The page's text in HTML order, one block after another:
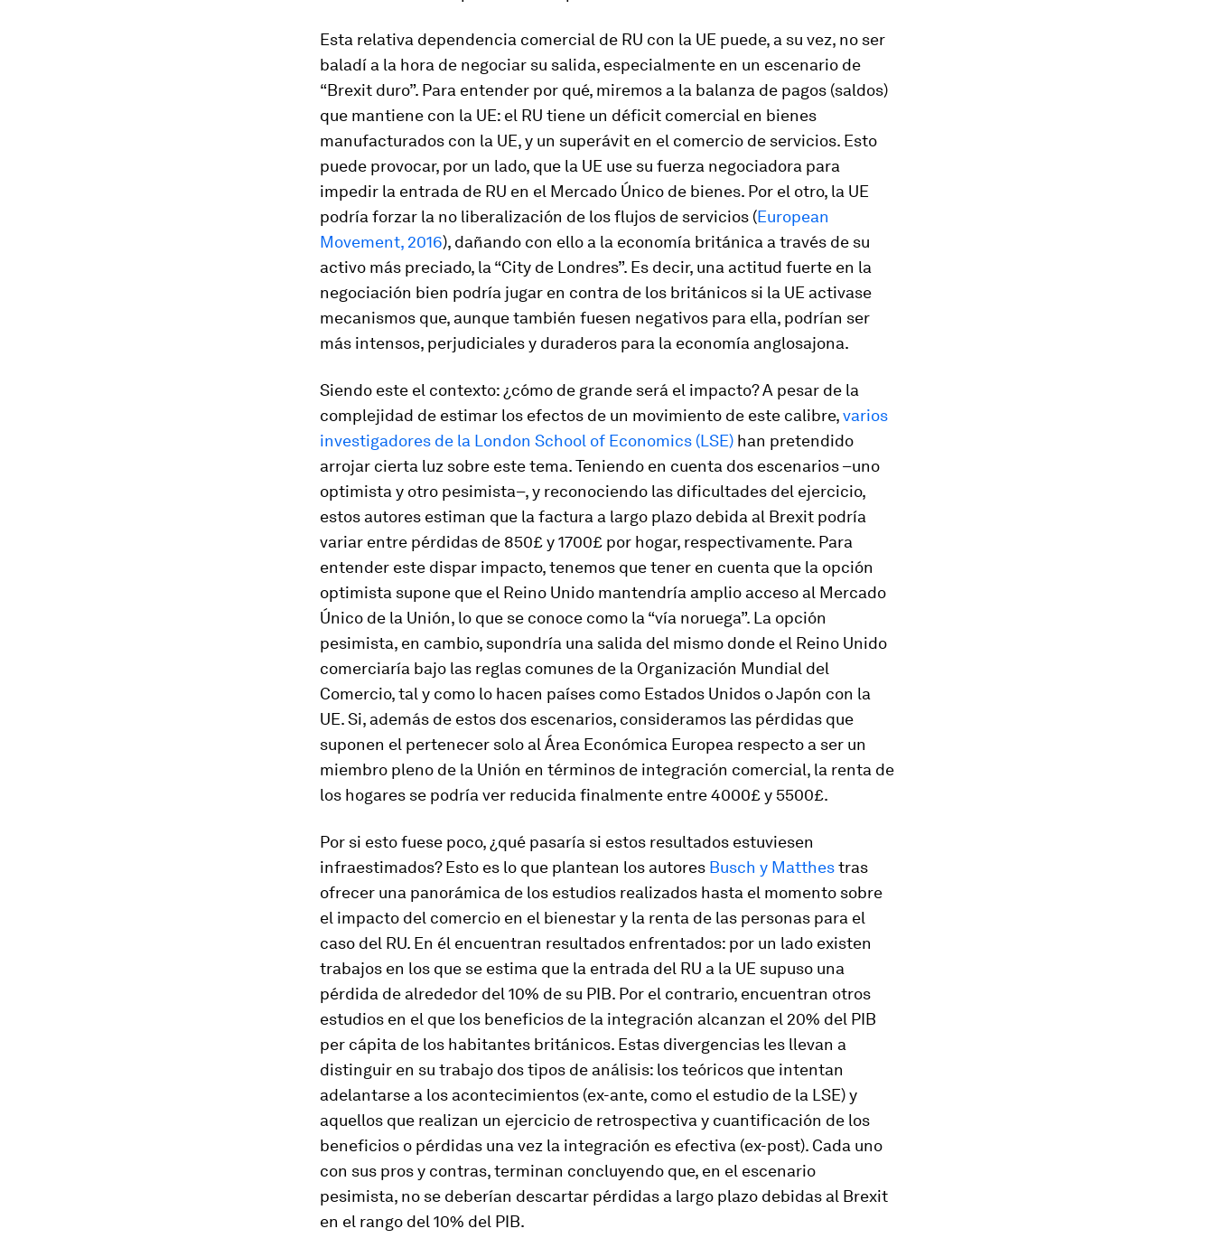
Esta relativa dependencia comercial de RU con la UE puede, a su vez, no ser
baladí a la hora de negociar su salida, especialmente en un escenario de
“Brexit duro”. Para entender por qué, miremos a la balanza de pagos (saldos)
que mantiene con la UE: el RU tiene un déficit comercial en bienes
manufacturados con la UE, y un superávit en el comercio de servicios. Esto
puede provocar, por un lado, que la UE use su fuerza negociadora para
impedir la entrada de RU en el Mercado Único de bienes. Por el otro, la UE
podría forzar la no liberalización de los flujos de servicios (European
Movement, 2016), dañando con ello a la economía británica a través de su
activo más preciado, la “City de Londres”. Es decir, una actitud fuerte en la
negociación bien podría jugar en contra de los británicos si la UE activase
mecanismos que, aunque también fuesen negativos para ella, podrían ser
más intensos, perjudiciales y duraderos para la economía anglosajona.
Siendo este el contexto: ¿cómo de grande será el impacto? A pesar de la
complejidad de estimar los efectos de un movimiento de este calibre,varios
investigadores de la London School of Economics (LSE) han pretendido
arrojar cierta luz sobre este tema. Teniendo en cuenta dos escenarios –uno
optimista y otro pesimista–, y reconociendo las dificultades del ejercicio,
estos autores estiman que la factura a largo plazo debida al Brexit podría
variar entre pérdidas de 850£ y 1700£ por hogar, respectivamente. Para
entender este dispar impacto, tenemos que tener en cuenta que la opción
optimista supone que el Reino Unido mantendría amplio acceso al Mercado
Único de la Unión, lo que se conoce como la “vía noruega”. La opción
pesimista, en cambio, supondría una salida del mismo donde el Reino Unido
comerciaría bajo las reglas comunes de la Organización Mundial del
Comercio, tal y como lo hacen países como Estados Unidos o Japón con la
UE. Si, además de estos dos escenarios, consideramos las pérdidas que
suponen el pertenecer solo al Área Económica Europea respecto a ser un
miembro pleno de la Unión en términos de integración comercial, la renta de
los hogares se podría ver reducida finalmente entre 4000£ y 5500£.
Por si esto fuese poco, ¿qué pasaría si estos resultados estuviesen
infraestimados? Esto es lo que plantean los autores Busch y Matthestras
ofrecer una panorámica de los estudios realizados hasta el momento sobre
el impacto del comercio en el bienestar y la renta de las personas para el
caso del RU. En él encuentran resultados enfrentados: por un lado existen
trabajos en los que se estima que la entrada del RU a la UE supuso una
pérdida de alrededor del 10% de su PIB. Por el contrario, encuentran otros
estudios en el que los beneficios de la integración alcanzan el 20% del PIB
per cápita de los habitantes británicos. Estas divergencias les llevan a
distinguir en su trabajo dos tipos de análisis: los teóricos que intentan
adelantarse a los acontecimientos (ex-ante, como el estudio de la LSE) y
aquellos que realizan un ejercicio de retrospectiva y cuantificación de los
beneficios o pérdidas una vez la integración es efectiva (ex-post). Cada uno
con sus pros y contras, terminan concluyendo que, en el escenario
pesimista, no se deberían descartar pérdidas a largo plazo debidas al Brexit
en el rango del 10% del PIB.